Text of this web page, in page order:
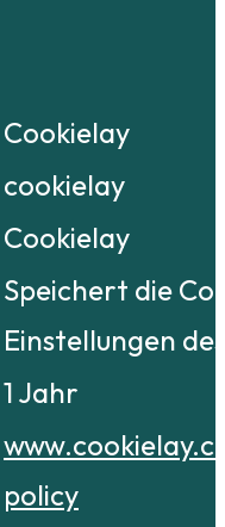
Cookielay
cookielay
Cookielay
Speichert die
Einstellungen
1 Jahr
policy